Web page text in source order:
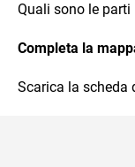
Quali sono le
Completa la
Scarica la scheda